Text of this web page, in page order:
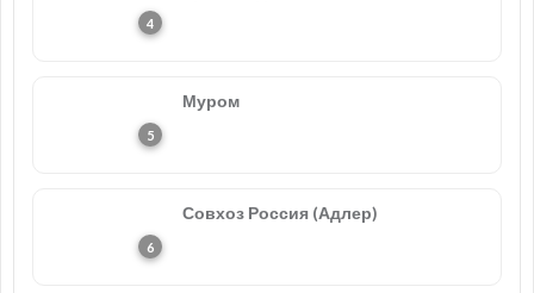
Муром
Совхоз Россия (Адлер)